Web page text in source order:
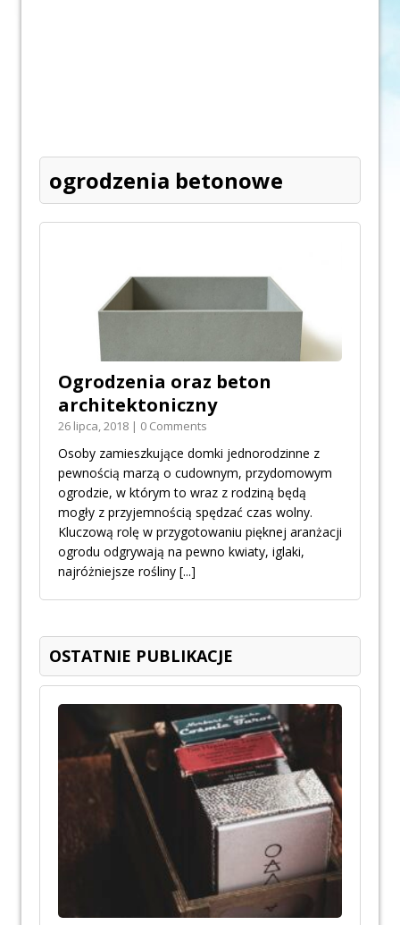
ogrodzenia betonowe
Ogrodzenia oraz beton
architektoniczny
26 lipca, 2018 | 0 Comments
Osoby zamieszkujące domki jednorodzinne z
pewnością marzą o cudownym, przydomowym
ogrodzie, w którym to wraz z rodziną będą
mogły z przyjemnością spędzać czas wolny.
Kluczową rolę w przygotowaniu pięknej aranżacji
ogrodu odgrywają na pewno kwiaty, iglaki,
najróżniejsze rośliny [...]
OSTATNIE PUBLIKACJE